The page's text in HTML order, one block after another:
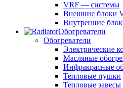
VRF — системы
Внешние блоки
Внутренние
Обогреватели
Обогреватели
Электрические
Масляные
Инфракрасные
Тепловые пушки
Тепловые завесы